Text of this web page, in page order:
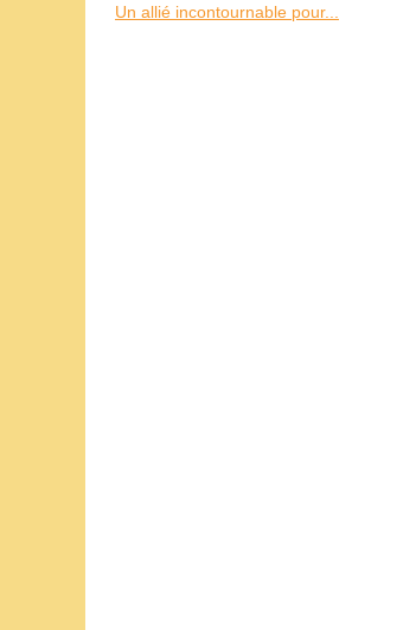
Un allié incontournable pour...